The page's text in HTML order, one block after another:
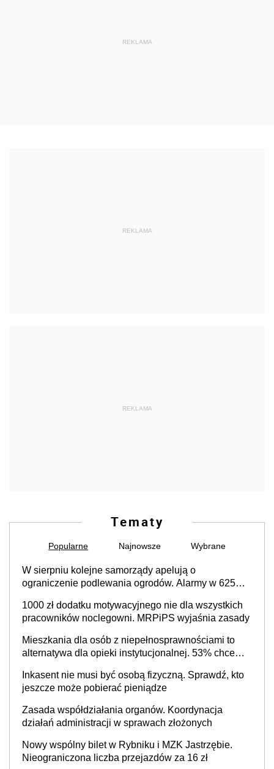
REKLAMA
REKLAMA
REKLAMA
Tematy
Popularne Najnowsze Wybrane
W sierpniu kolejne samorządy apelują o
ograniczenie podlewania ogrodów. Alarmy w 625
cały kraj
1000 zł dodatku motywacyjnego nie dla wszystkich
pracowników noclegowni. MRPiPS wyjaśnia zasady
Mieszkania dla osób z niepełnosprawnościami to
alternatywa dla opieki instytucjonalnej. 53% chce
Inkasent nie musi być osobą fizyczną. Sprawdź, kto
jeszcze może pobierać pieniądze
Zasada współdziałania organów. Koordynacja
działań administracji w sprawach złożonych
Nowy wspólny bilet w Rybniku i MZK Jastrzębie.
Nieograniczona liczba przejazdów za 16 zł